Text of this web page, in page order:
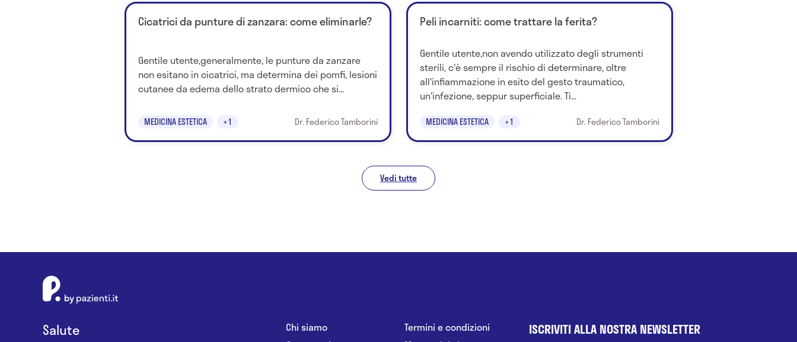
Cicatrici da punture di zanzara: come eliminarle?
Gentile utente,generalmente, le punture da zanzare
non esitano in cicatrici, ma determina dei pomfi, lesioni
cutanee da edema dello strato dermico che si...
MEDICINA ESTETICA +1 Dr. Federico Tamborini
Peli incarniti: come trattare la ferita?
Gentile utente,non avendo utilizzato degli strumenti
sterili, c'è sempre il rischio di determinare, oltre
all'infiammazione in esito del gesto traumatico,
un'infezione, seppur superficiale. Ti...
MEDICINA ESTETICA +1 Dr. Federico Tamborini
Vedi tutte
Salute
Chi siamo
Termini e condizioni
ISCRIVITI ALLA NOSTRA NEWSLETTER